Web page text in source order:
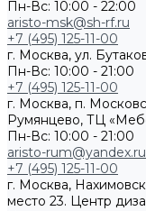
Пн-Вс: 10:00 - 22:00
aristo-msk@sh-rf.ru
+7 (495) 125-11-00
г. Москва, ул.
Пн-Вс: 10:00 - 21:00
+7 (495) 125-11-00
г. Москва, п.
Румянцево, ТЦ
Пн-Вс: 10:00 - 21:00
aristo-rum@yandex.ru
+7 (495) 125-11-00
г. Москва,
место 23. Центр